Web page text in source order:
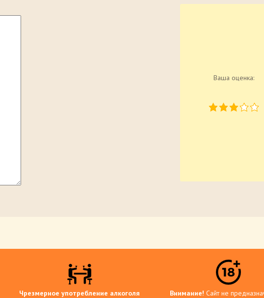
Ваша оценка:
Чрезмерное употребление алкоголя
Внимание! Сайт не